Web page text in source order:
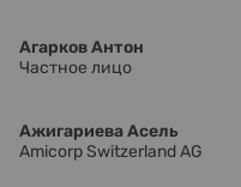
Агарков Антон
Частное лицо
Ажигариева Асель
Amicorp Switzerland AG